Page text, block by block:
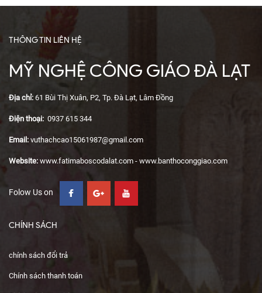
THÔNG TIN LIÊN HỆ
MỸ NGHỆ CÔNG GIÁO ĐÀ LẠT
Địa chỉ: 61 Bùi Thị Xuân, P2, Tp. Đà Lạt, Lâm Đồng
Điện thoại: 0937 615 344
Email: vuthachcao15061987@gmail.com
Website: www.fatimaboscodalat.com - www.banthoconggiao.com
Folow Us on
CHÍNH SÁCH
chính sách đổi trả
Chính sách thanh toán